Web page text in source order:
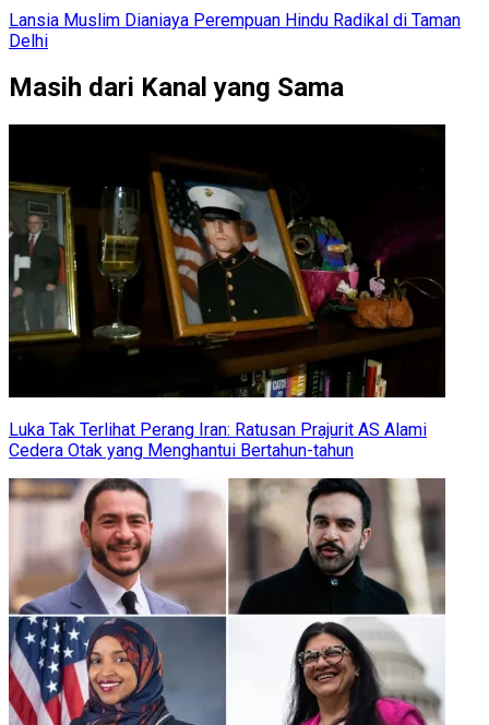
Lansia Muslim Dianiaya Perempuan Hindu Radikal di Taman
Delhi
Masih dari Kanal yang Sama
Luka Tak Terlihat Perang Iran: Ratusan Prajurit AS Alami
Cedera Otak yang Menghantui Bertahun-tahun